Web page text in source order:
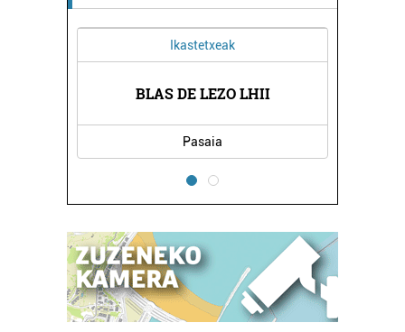
Ikastetxeak
BLAS DE LEZO LHII
Pasaia